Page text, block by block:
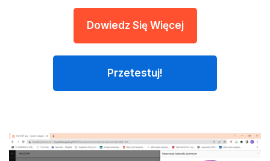
Dowiedz Się Więcej
Przetestuj!